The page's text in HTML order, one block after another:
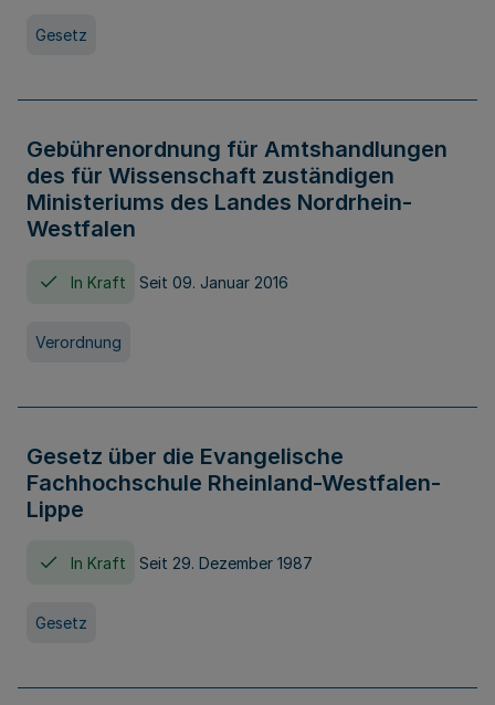
Gesetz
Gebührenordnung für Amtshandlungen
des für Wissenschaft zuständigen
Ministeriums des Landes Nordrhein-
Westfalen
In Kraft Seit 09. Januar 2016
Verordnung
Gesetz über die Evangelische
Fachhochschule Rheinland-Westfalen-
Lippe
In Kraft Seit 29. Dezember 1987
Gesetz